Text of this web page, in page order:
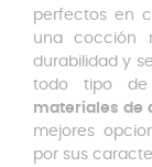
perfectos en
una cocción
durabilidad y
todo tipo
materiales de
mejores
por sus